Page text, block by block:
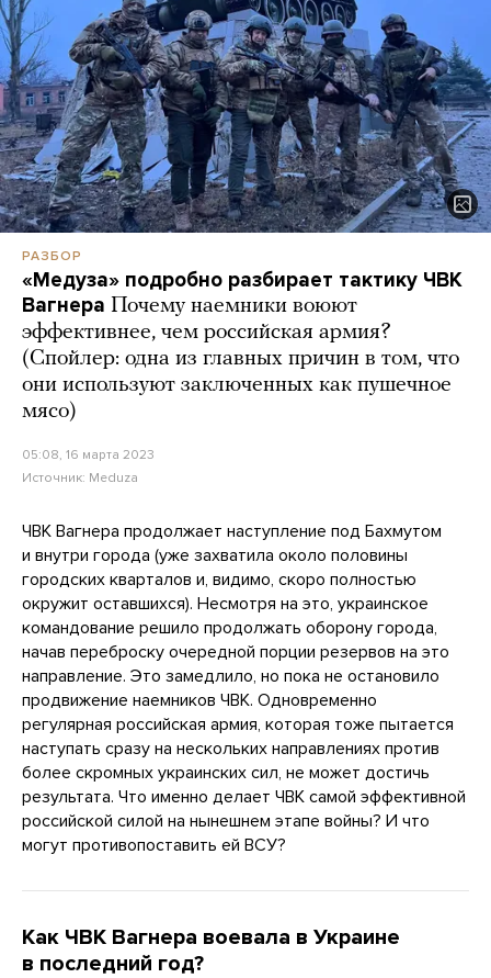
РАЗБОР
«Медуза» подробно разбирает тактику ЧВК
Вагнера Почему наемники воюют
эффективнее, чем российская армия?
(Спойлер: одна из главных причин в том, что
они используют заключенных как пушечное
мясо)
05:08, 16 марта 2023
Источник: Meduza
ЧВК Вагнера продолжает наступление под Бахмутом
и внутри города (уже захватила около половины
городских кварталов и, видимо, скоро полностью
окружит оставшихся). Несмотря на это, украинское
командование решило продолжать оборону города,
начав переброску очередной порции резервов на это
направление. Это замедлило, но пока не остановило
продвижение наемников ЧВК. Одновременно
регулярная российская армия, которая тоже пытается
наступать сразу на нескольких направлениях против
более скромных украинских сил, не может достичь
результата. Что именно делает ЧВК самой эффективной
российской силой на нынешнем этапе войны? И что
могут противопоставить ей ВСУ?
Как ЧВК Вагнера воевала в Украине
в последний год?